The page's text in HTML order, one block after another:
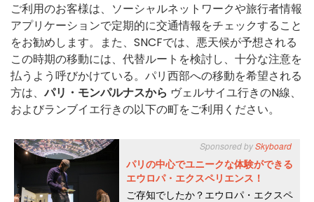
ご利用のお客様は、ソーシャルネットワークや旅行者情報
アプリケーションで定期的に交通情報をチェックすること
をお勧めします。また、SNCFでは、悪天候が予想される
この時期の移動には、代替ルートを検討し、十分な注意を
払うよう呼びかけている。パリ西部への移動を希望される
方は、パリ・モンパルナスから ヴェルサイユ行きのN線、
およびランブイエ行きの以下の町をご利用ください。